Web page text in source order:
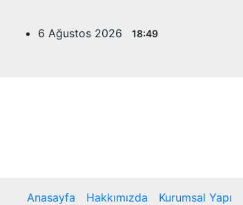
6 Ağustos 2026 18:49
Anasayfa Hakkımızda Kurumsal Yapı